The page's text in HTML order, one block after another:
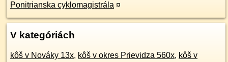
Ponitrianska cyklomagistrála ¤
V kategóriách
kôš v Nováky 13x, kôš v okres Prievidza 560x, kôš v